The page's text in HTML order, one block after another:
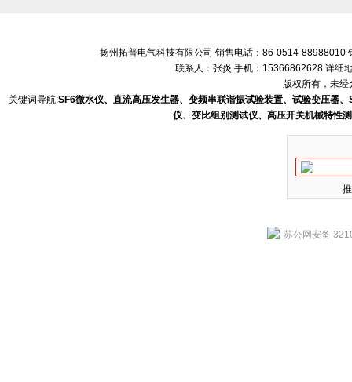
扬州拓普电气科技有限公司 销售电话：86-0514-88988010
联系人：张炎 手机：15366862628 详细
版权所有，未
关键词导航:SF6微水仪、直流高压发生器、变频串联谐振试验装置、试验变压器
仪、变比组别测试仪、高压开关机械特性
苏公网安备